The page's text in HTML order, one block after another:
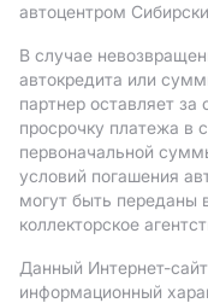
автоцентром
В случае
автокредита или
партнер оставляет
просрочку платежа в
первоначальной
условий погашения
могут быть переданы
коллекторское
Данный Интернет-
информационный